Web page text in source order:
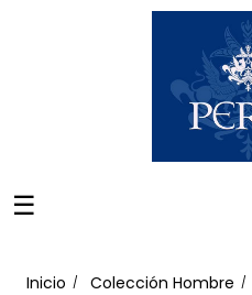
Navegación
☰
Inicio Colección Hombre